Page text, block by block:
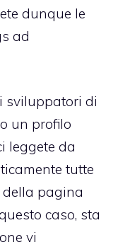
dunque le
ad
sviluppatori di
un profilo
leggete da
tutte
della pagina
caso, sta
vi